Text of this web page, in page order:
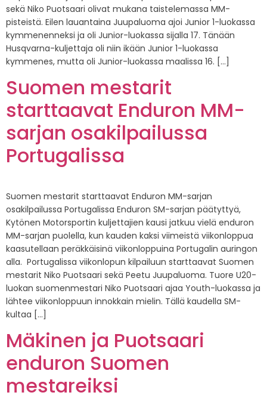
sekä Niko Puotsaari olivat mukana taistelemassa MM-
pisteistä. Eilen lauantaina Juupaluoma ajoi Junior 1-luokassa
kymmenenneksi ja oli Junior-luokassa sijalla 17. Tänään
Husqvarna-kuljettaja oli niin ikään Junior 1-luokassa
kymmenes, mutta oli Junior-luokassa maalissa 16. […]
Suomen mestarit
starttaavat Enduron MM-
sarjan osakilpailussa
Portugalissa
Suomen mestarit starttaavat Enduron MM-sarjan
osakilpailussa Portugalissa Enduron SM-sarjan päätyttyä,
Kytönen Motorsportin kuljettajien kausi jatkuu vielä enduron
MM-sarjan puolella, kun kauden kaksi viimeistä viikonloppua
kaasutellaan peräkkäisinä viikonloppuina Portugalin auringon
alla. Portugalissa viikonlopun kilpailuun starttaavat Suomen
mestarit Niko Puotsaari sekä Peetu Juupaluoma. Tuore U20-
luokan suomenmestari Niko Puotsaari ajaa Youth-luokassa ja
lähtee viikonloppuun innokkain mielin. Tällä kaudella SM-
kultaa […]
Mäkinen ja Puotsaari
enduron Suomen
mestareiksi